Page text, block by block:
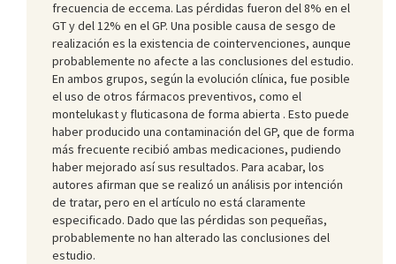
frecuencia de eccema. Las pérdidas fueron del 8% en el
GT y del 12% en el GP. Una posible causa de sesgo de
realización es la existencia de cointervenciones, aunque
probablemente no afecte a las conclusiones del estudio.
En ambos grupos, según la evolución clínica, fue posible
el uso de otros fármacos preventivos, como el
montelukast y fluticasona de forma abierta . Esto puede
haber producido una contaminación del GP, que de forma
más frecuente recibió ambas medicaciones, pudiendo
haber mejorado así sus resultados. Para acabar, los
autores afirman que se realizó un análisis por intención
de tratar, pero en el artículo no está claramente
especificado. Dado que las pérdidas son pequeñas,
probablemente no han alterado las conclusiones del
estudio.